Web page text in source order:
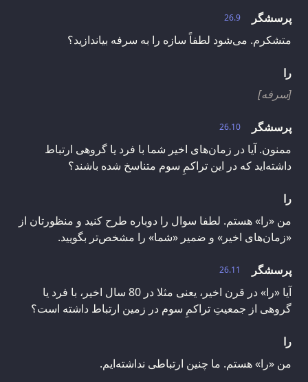
26.9
پرسشگر
متشکرم. می‌شود لطفاً سازه را به سرفه بیاندازید؟
را
[سرفه]
26.10
پرسشگر
ممنون. آیا در زمان‌های اخیر شما با فرد یا گروهی ارتباط
داشته‌اید که در این تراکمِ سوم متناسخ شده باشند؟
را
من «را» هستم. لطفا سوال را دوباره طرح کنید و منظورتان از
«زمان‌های اخیر» و ضمیر «شما» را مشخص‌تر بگویید.
26.11
پرسشگر
آیا «را» در قرن اخیر، یعنی مثلا در 80 سال اخیر، با فرد یا
گروهی از جمعیتِ تراکمِ سوم در زمین ارتباط داشته است؟
را
من «را» هستم. ما چنین ارتباطی نداشته‌ایم.